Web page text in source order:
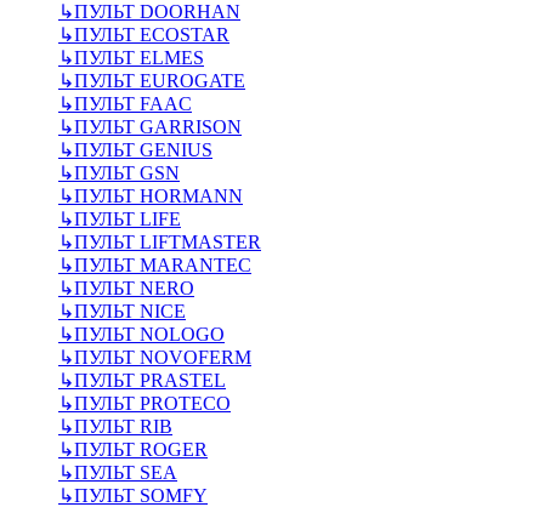
↳ПУЛЬТ DOORHAN
↳ПУЛЬТ ECOSTAR
↳ПУЛЬТ ELMES
↳ПУЛЬТ EUROGATE
↳ПУЛЬТ FAAC
↳ПУЛЬТ GARRISON
↳ПУЛЬТ GENIUS
↳ПУЛЬТ GSN
↳ПУЛЬТ HORMANN
↳ПУЛЬТ LIFE
↳ПУЛЬТ LIFTMASTER
↳ПУЛЬТ MARANTEC
↳ПУЛЬТ NERO
↳ПУЛЬТ NICE
↳ПУЛЬТ NOLOGO
↳ПУЛЬТ NOVOFERM
↳ПУЛЬТ PRASTEL
↳ПУЛЬТ PROTECO
↳ПУЛЬТ RIB
↳ПУЛЬТ ROGER
↳ПУЛЬТ SEA
↳ПУЛЬТ SOMFY